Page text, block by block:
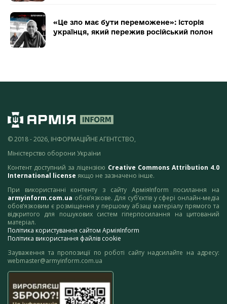
«Це зло має бути переможене»: історія
українця, який пережив російський полон
© 2018 - 2026, ІНФОРМАЦІЙНЕ АГЕНТСТВО,
Міністерство оборони України
Контент доступний за ліцензією Creative Commons Attribution 4.0
International license якщо не зазначено інше.
При використанні контенту з сайту АрміяInform посилання на
armyinform.com.ua обов’язкове. Для суб’єктів у сфері онлайн-медіа
обов’язковим є розміщення у першому абзаці матеріалу прямого та
відкритого для пошукових систем гіперпосилання на цитований
матеріал.
Політика користування сайтом АрміяInform
Політика використання файлів cookie
Зауваження та пропозиції по роботі сайту надсилайте на адресу:
webmaster@armyinform.com.ua